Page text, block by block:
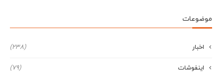
موضوعات
اخبار (238)
اینفوشات (79)